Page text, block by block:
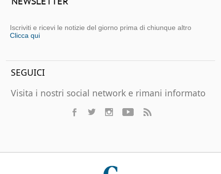
Iscriviti e ricevi le notizie del giorno prima di chiunque altro
Clicca qui
SEGUICI
Visita i nostri social network e rimani informato